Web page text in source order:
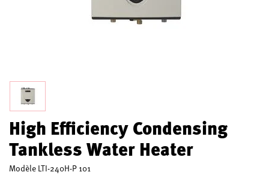
High Efficiency Condensing
Tankless Water Heater
ModèleLTI-240H-P 101